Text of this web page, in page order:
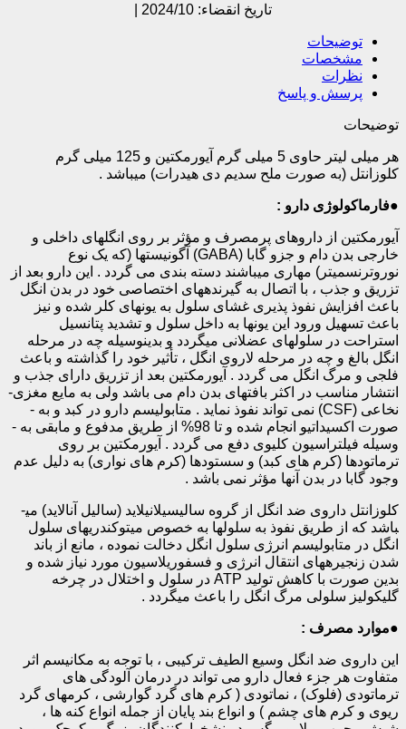
تاریخ انقضاء: 2024/10 |
توضیحات
مشخصات
نظرات
پرسش و پاسخ
توضیحات
هر میلی لیتر حاوی 5 میلی گرم آیورمکتین و 125 میلی­ گرم
کلوزانتل (به­ صورت ملح سدیم دی­ هیدرات) می­باشد .
●فارماکولوژی دارو :
آیورمکتین از داروهای پرمصرف و مؤثر بر روی انگل­های داخلی و
خارجی بدن دام و جزو گابا (GABA) آگونیست­ها (که یک نوع
نوروترنسمیتر) مهاری می­باشند دسته بندی می گردد . این دارو بعد از
تزریق و جذب ، با اتصال به گیرنده­های اختصاصی خود در بدن انگل
باعث افزایش نفوذ پذیری غشای سلول به یونهای کلر شده و نیز
باعث تسهیل ورود این یونها به داخل سلول و تشدید پتانسیل
استراحت در سلولهای عضلانی می­گردد و بدینوسیله چه در مرحله
انگل بالغ و چه در مرحله لاروی انگل ، تأثیر خود را گذاشته و باعث
فلجی و مرگ انگل می گردد . آیورمکتین بعد از تزریق دارای جذب و
انتشار مناسب در اکثر بافتهای بدن دام می باشد ولی به مایع مغزی-
نخاعی (CSF) نمی تواند نفوذ نماید . متابولیسم دارو در کبد و به ­
صورت اکسیداتیو انجام شده و تا 98% از طریق مدفوع و مابقی به ­
وسیله فیلتراسیون کلیوی دفع می گردد . آیورمکتین بر روی
ترماتودها (کرم های کبد) و سستودها (کرم های نواری) به ­­دلیل عدم
وجود گابا در بدن آنها مؤثر نمی باشد .
کلوزانتل داروی ضد انگل از گروه سالیسیلانیلاید (سالیل آنالاید) می­
باشد که از طریق نفوذ به سلول­ها به­ خصوص میتوکندری­های سلول
انگل در متابولیسم انرژی سلول انگل دخالت نموده ، مانع از باند
شدن زنجیره­های انتقال انرژی و فسفوریلاسیون مورد نیاز شده و
بدین صورت با کاهش تولید ATP در سلول و اختلال در چرخه
گلیکولیز سلولی مرگ انگل را باعث می­گردد .
●موارد مصرف :
این داروی ضد انگل وسیع الطیف ترکیبی ، با توجه به مکانیسم اثر
متفاوت هر جزء فعال دارو می تواند در درمان آلودگی های
ترماتودی (فلوک) ، نماتودی ( کرم های گرد گوارشی ، کرمهای گرد
ریوی و کرم های چشم ) و انواع بند پایان از جمله انواع کنه ها ،